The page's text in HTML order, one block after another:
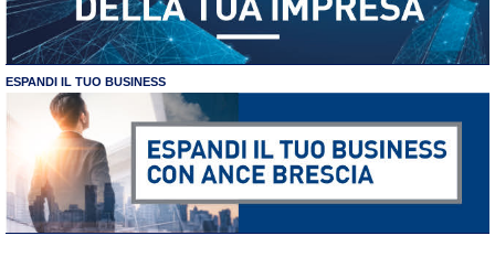
ESPANDI IL TUO BUSINESS